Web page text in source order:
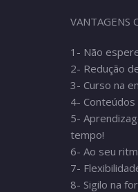
VANTAGENS
1- Não
2- Redução
3- Curso na
4- Conteúdos
5-
tempo!
6- Ao seu
7-
8- Sigilo na